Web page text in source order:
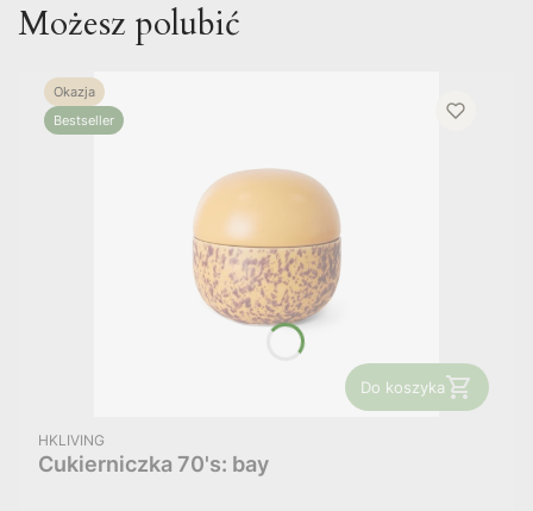
Możesz polubić
Okazja
Bestseller
Do koszyka
PRODUCENT
HKLIVING
Cukierniczka 70's: bay